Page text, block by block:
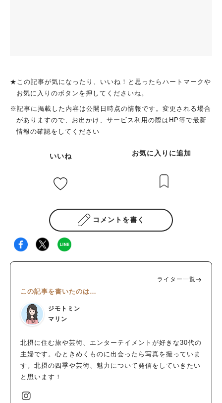
★この記事が気になったり、いいね！と思ったらハートマークや
お気に入りのボタンを押してくださいね。
※記事に掲載した内容は公開日時点の情報です。変更される場合
がありますので、お出かけ、サービス利用の際はHP等で最新
情報の確認をしてください
いいね お気に入りに追加
コメントを書く
ライター一覧
この記事を書いたのは…
ジモトミン
マリン
北摂に住む旅や芸術、エンターテイメントが好きな30代の
主婦です。心ときめくものに出会ったら写真を撮っていま
す。北摂の四季や芸術、魅力について発信をしていきたい
と思います！